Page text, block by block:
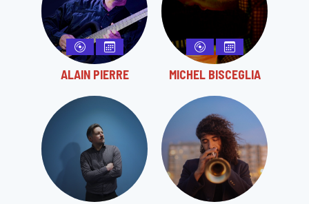
ALAIN PIERRE MICHEL BISCEGLIA